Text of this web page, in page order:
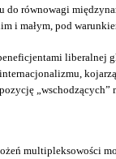
do równowagi
i małym, pod
multipleksowości